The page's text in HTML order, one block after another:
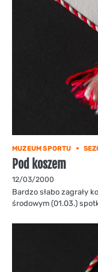
MUZEUM SPORTU
Pod koszem
12/03/2000
Bardzo słabo zagrały
środowym (01.03.)